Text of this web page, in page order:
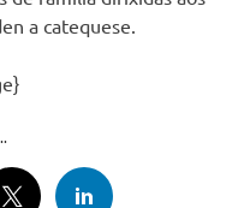
a catequese.